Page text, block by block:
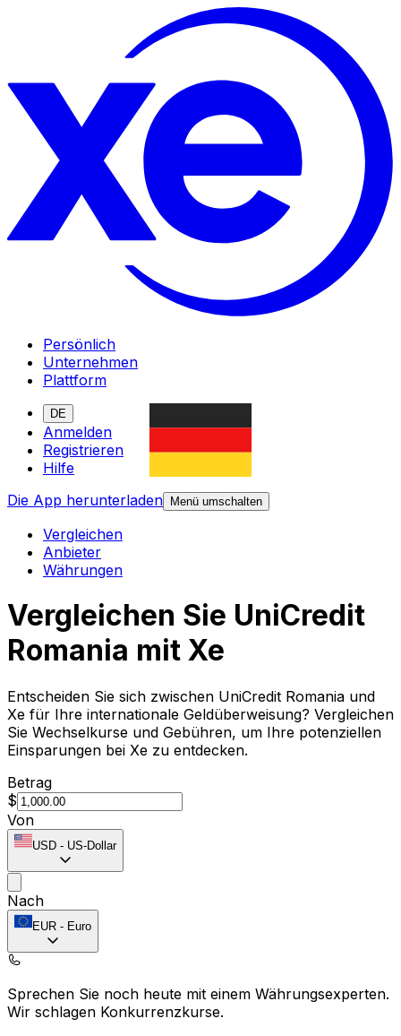
Persönlich
Unternehmen
Plattform
DE
Anmelden
Registrieren
Hilfe
Die App herunterladen
Menü umschalten
Vergleichen
Anbieter
Währungen
Vergleichen Sie UniCredit
Romania mit Xe
Entscheiden Sie sich zwischen UniCredit Romania und
Xe für Ihre internationale Geldüberweisung? Vergleichen
Sie Wechselkurse und Gebühren, um Ihre potenziellen
Einsparungen bei Xe zu entdecken.
Betrag
$
Von
USD - US-Dollar
Nach
EUR - Euro
Sprechen Sie noch heute mit einem Währungsexperten.
Wir schlagen Konkurrenzkurse.